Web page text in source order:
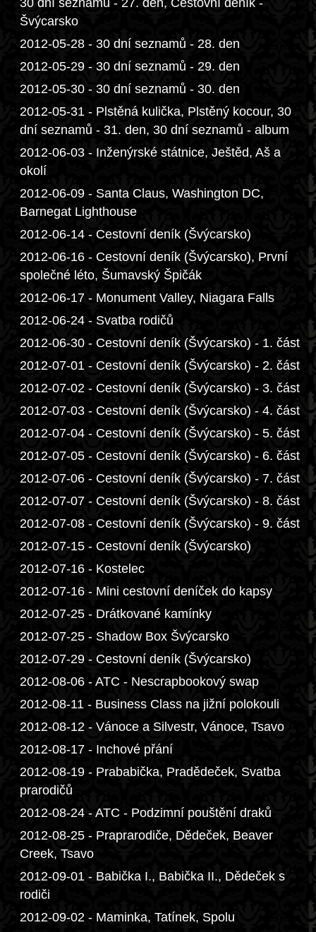
30 dní seznamů - 27. den, Cestovní deník -
Švýcarsko
2012-05-28 - 30 dní seznamů - 28. den
2012-05-29 - 30 dní seznamů - 29. den
2012-05-30 - 30 dní seznamů - 30. den
2012-05-31 - Plstěná kulička, Plstěný kocour, 30
dní seznamů - 31. den, 30 dní seznamů - album
2012-06-03 - Inženýrské státnice, Ještěd, Aš a
okolí
2012-06-09 - Santa Claus, Washington DC,
Barnegat Lighthouse
2012-06-14 - Cestovní deník (Švýcarsko)
2012-06-16 - Cestovní deník (Švýcarsko), První
společné léto, Šumavský Špičák
2012-06-17 - Monument Valley, Niagara Falls
2012-06-24 - Svatba rodičů
2012-06-30 - Cestovní deník (Švýcarsko) - 1. část
2012-07-01 - Cestovní deník (Švýcarsko) - 2. část
2012-07-02 - Cestovní deník (Švýcarsko) - 3. část
2012-07-03 - Cestovní deník (Švýcarsko) - 4. část
2012-07-04 - Cestovní deník (Švýcarsko) - 5. část
2012-07-05 - Cestovní deník (Švýcarsko) - 6. část
2012-07-06 - Cestovní deník (Švýcarsko) - 7. část
2012-07-07 - Cestovní deník (Švýcarsko) - 8. část
2012-07-08 - Cestovní deník (Švýcarsko) - 9. část
2012-07-15 - Cestovní deník (Švýcarsko)
2012-07-16 - Kostelec
2012-07-16 - Mini cestovní deníček do kapsy
2012-07-25 - Drátkované kamínky
2012-07-25 - Shadow Box Švýcarsko
2012-07-29 - Cestovní deník (Švýcarsko)
2012-08-06 - ATC - Nescrapbookový swap
2012-08-11 - Business Class na jižní polokouli
2012-08-12 - Vánoce a Silvestr, Vánoce, Tsavo
2012-08-17 - Inchové přání
2012-08-19 - Prababička, Pradědeček, Svatba
prarodičů
2012-08-24 - ATC - Podzimní pouštění draků
2012-08-25 - Praprarodiče, Dědeček, Beaver
Creek, Tsavo
2012-09-01 - Babička I., Babička II., Dědeček s
rodiči
2012-09-02 - Maminka, Tatínek, Spolu